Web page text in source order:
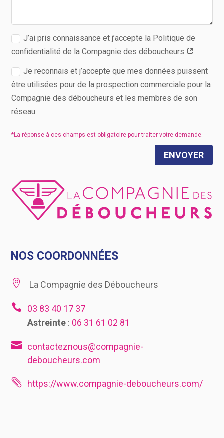
J’ai pris connaissance et j’accepte la Politique de
confidentialité de la Compagnie des déboucheurs
Je reconnais et j’accepte que mes données puissent
être utilisées pour de la prospection commerciale pour la
Compagnie des déboucheurs et les membres de son
réseau.
ENVOYER
NOS COORDONNÉES
 La Compagnie des Déboucheurs

03 83 40 17 37
Astreinte: 06 31 61 02 81
 contacteznous@compagnie-
deboucheurs.com
 https://www.compagnie-deboucheurs.com/